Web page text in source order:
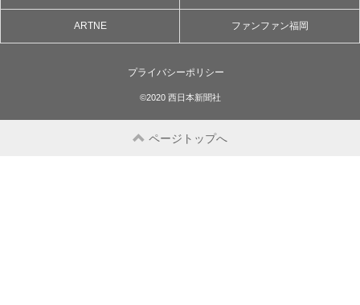
ARTNE ファンファン福岡
プライバシーポリシー
©2020 西日本新聞社
ページトップへ